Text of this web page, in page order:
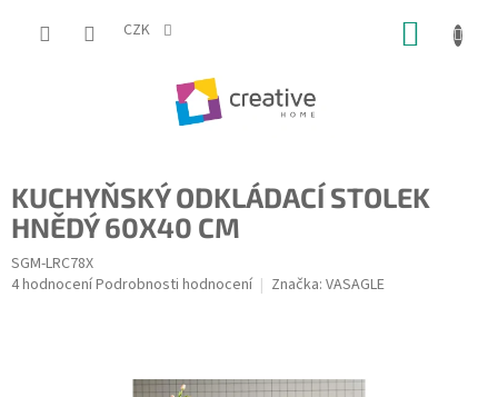
CZK
KUCHYŇSKÝ ODKLÁDACÍ STOLEK
HNĚDÝ 60X40 CM
SGM-LRC78X
Průměrné
4 hodnoceníPodrobnosti hodnocení Značka: VASAGLE